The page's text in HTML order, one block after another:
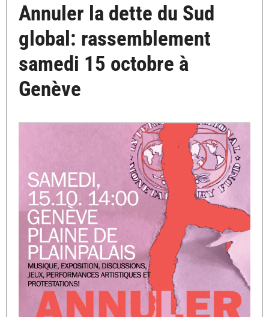
Annuler la dette du Sud
global: rassemblement
samedi 15 octobre à
Genève